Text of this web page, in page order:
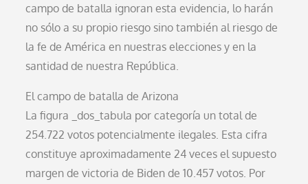
campo de batalla ignoran esta evidencia, lo harán
no sólo a su propio riesgo sino también al riesgo de
la fe de América en nuestras elecciones y en la
santidad de nuestra República.
El campo de batalla de Arizona
La figura _dos_tabula por categoría un total de
254.722 votos potencialmente ilegales. Esta cifra
constituye aproximadamente 24 veces el supuesto
margen de victoria de Biden de 10.457 votos. Por